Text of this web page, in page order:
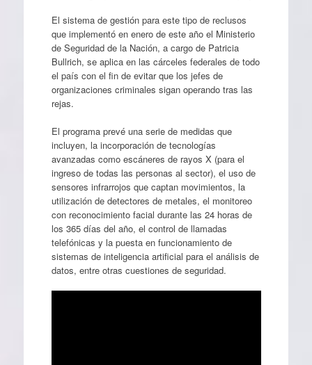
El sistema de gestión para este tipo de reclusos
que implementó en enero de este año el Ministerio
de Seguridad de la Nación, a cargo de Patricia
Bullrich, se aplica en las cárceles federales de todo
el país con el fin de evitar que los jefes de
organizaciones criminales sigan operando tras las
rejas.
El programa prevé una serie de medidas que
incluyen, la incorporación de tecnologías
avanzadas como escáneres de rayos X (para el
ingreso de todas las personas al sector), el uso de
sensores infrarrojos que captan movimientos, la
utilización de detectores de metales, el monitoreo
con reconocimiento facial durante las 24 horas de
los 365 días del año, el control de llamadas
telefónicas y la puesta en funcionamiento de
sistemas de inteligencia artificial para el análisis de
datos, entre otras cuestiones de seguridad.